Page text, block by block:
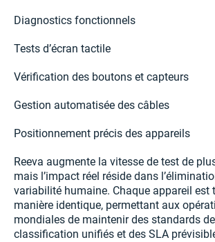
Diagnostics fonctionnels
Tests d’écran tactile
Vérification des boutons et capteurs
Gestion automatisée des câbles
Positionnement précis des appareils
Reeva augmente la vitesse de test de
mais l’impact réel réside dans
variabilité humaine. Chaque appareil est
manière identique, permettant aux
mondiales de maintenir des standards de
classification unifiés et des SLA